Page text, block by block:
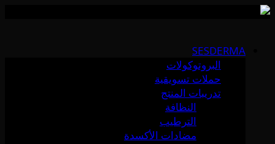
content
SESDERMA
البروتوكولات
حملات تسويقية
تدريبات المنتج
النظافة
الترطيب
مضادات الأكسدة